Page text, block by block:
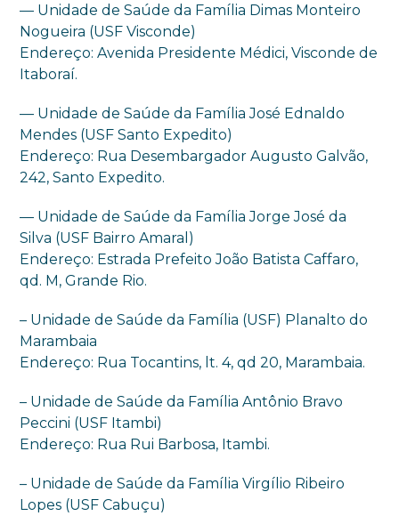
— Unidade de Saúde da Família Dimas Monteiro
Nogueira (USF Visconde)
Endereço: Avenida Presidente Médici, Visconde de
Itaboraí.
— Unidade de Saúde da Família José Ednaldo
Mendes (USF Santo Expedito)
Endereço: Rua Desembargador Augusto Galvão,
242, Santo Expedito.
— Unidade de Saúde da Família Jorge José da
Silva (USF Bairro Amaral)
Endereço: Estrada Prefeito João Batista Caffaro,
qd. M, Grande Rio.
– Unidade de Saúde da Família (USF) Planalto do
Marambaia
Endereço: Rua Tocantins, lt. 4, qd 20, Marambaia.
– Unidade de Saúde da Família Antônio Bravo
Peccini (USF Itambi)
Endereço: Rua Rui Barbosa, Itambi.
– Unidade de Saúde da Família Virgílio Ribeiro
Lopes (USF Cabuçu)